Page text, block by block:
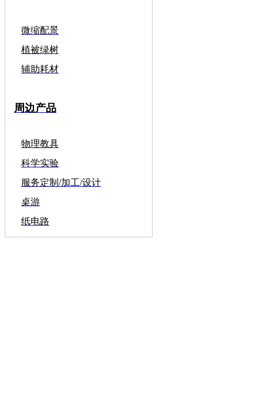
微缩配景
植被绿树
辅助耗材
周边产品
物理教具
科学实验
服务定制/加工/设计
桌游
纸电路